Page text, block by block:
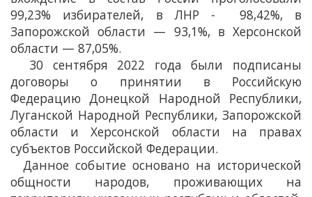
99,23% избирателей, в ЛНР - 98,42%, в
Запорожской области — 93,1%, в Херсонской
области — 87,05%.
30 сентября 2022 года были подписаны
договоры о принятии в Российскую
Федерацию Донецкой Народной Республики,
Луганской Народной Республики, Запорожской
области и Херсонской области на правах
субъектов Российской Федерации.
Данное событие основано на исторической
общности народов, проживающих на